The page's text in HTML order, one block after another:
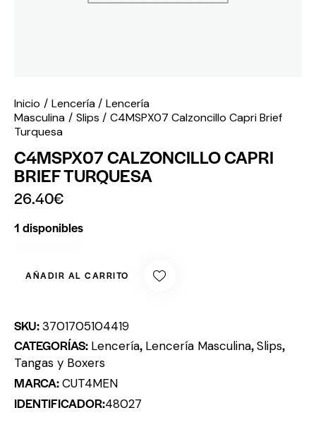
Inicio Lencería
Lencería
Masculina
Slips
C4MSPX07 Calzoncillo Capri Brief
Turquesa
C4MSPX07 CALZONCILLO CAPRI
BRIEF TURQUESA
26.40€
1 disponibles
AÑADIR AL CARRITO
SKU:3701705104419
CATEGORÍAS: Lencería, Lencería Masculina,Slips,
Tangas y Boxers
MARCA:CUT4MEN
IDENTIFICADOR:48027